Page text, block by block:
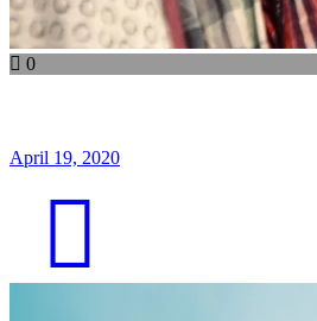
0
April 19, 2020